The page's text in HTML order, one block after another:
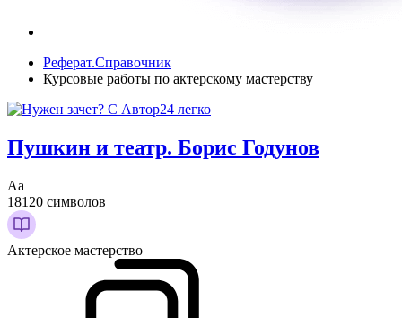
Реферат.Справочник
Курсовые работы по актерскому мастерству
Пушкин и театр. Борис Годунов
Аа
18120 символов
Актерское мастерство